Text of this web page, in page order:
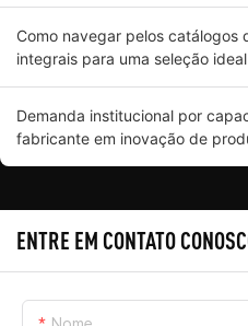
Como navegar pelos
integrais para uma seleção
Demanda institucional por
fabricante em inovação de
ENTRE EM CONTATO